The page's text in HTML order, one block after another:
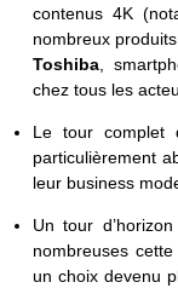
contenus 4K
nombreux
Toshiba,
chez tous les
Le tour
particulièrement
leur business
Un tour
nombreuses
un choix devenu